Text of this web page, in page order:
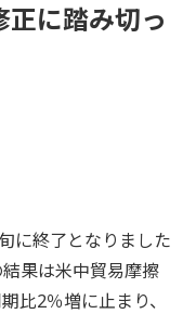
に踏み切っ
に終了となりました
果は米中貿易摩擦
比2％増に止まり、